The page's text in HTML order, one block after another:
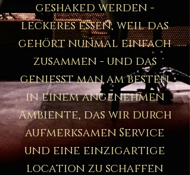
geshaked werden -
leckeres essen, weil das
gehört nunmal einfach
zusammen - und das
genießt man am besten
in einem angenehmen
Ambiente, das wir durch
aufmerksamen Service
und eine einzigartige
location zu schaffen